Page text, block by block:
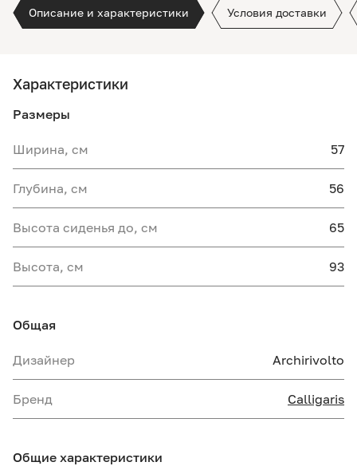
Описание и характеристики Условия доставки
Характеристики
Размеры
Ширина, см 57
Глубина, см 56
Высота сиденья до, см 65
Высота, см 93
Общая
Дизайнер Archirivolto
Бренд Calligaris
Общие характеристики